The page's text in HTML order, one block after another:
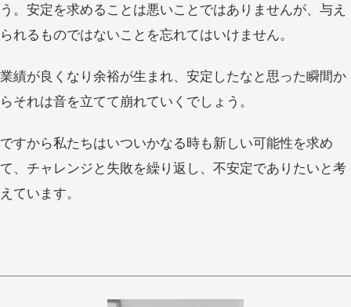
う。安定を求めることは悪いことではありませんが、与え
られるものではないことを忘れてはいけません。
業績が良くなり余裕が生まれ、安定したなと思った瞬間か
らそれは音を立てて崩れていくでしょう。
ですから私たちはいついかなる時も新しい可能性を求め
て、チャレンジと失敗を繰り返し、不安定でありたいと考
えています。